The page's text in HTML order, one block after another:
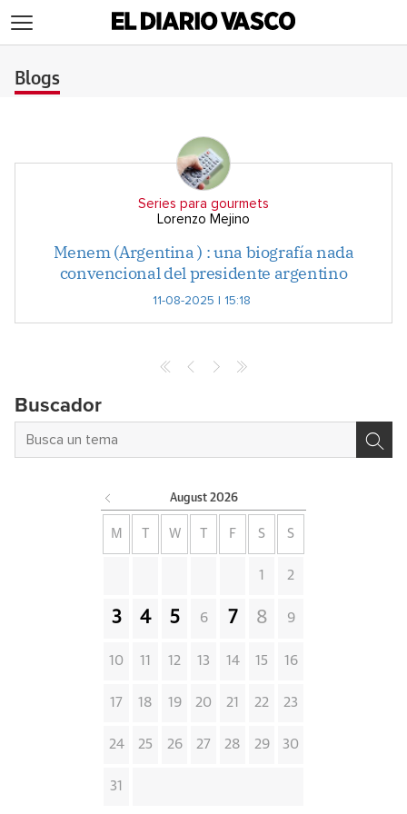
Blogs
Series para gourmets
Lorenzo Mejino
Menem (Argentina ) : una biografía nada
convencional del presidente argentino
11-08-2025 | 15:18
Buscador
August 2026
M W F S S
1 2
3 4 5 6 7 8 9
10 11 12 13 14 15 16
17 18 19 20 21 22 23
24 25 26 27 28 29 30
31